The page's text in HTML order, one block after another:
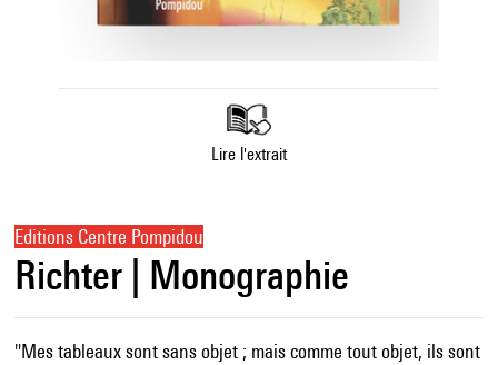
Lire l'extrait
Editions Centre Pompidou
Richter | Monographie
"Mes tableaux sont sans objet ; mais comme tout objet, ils sont